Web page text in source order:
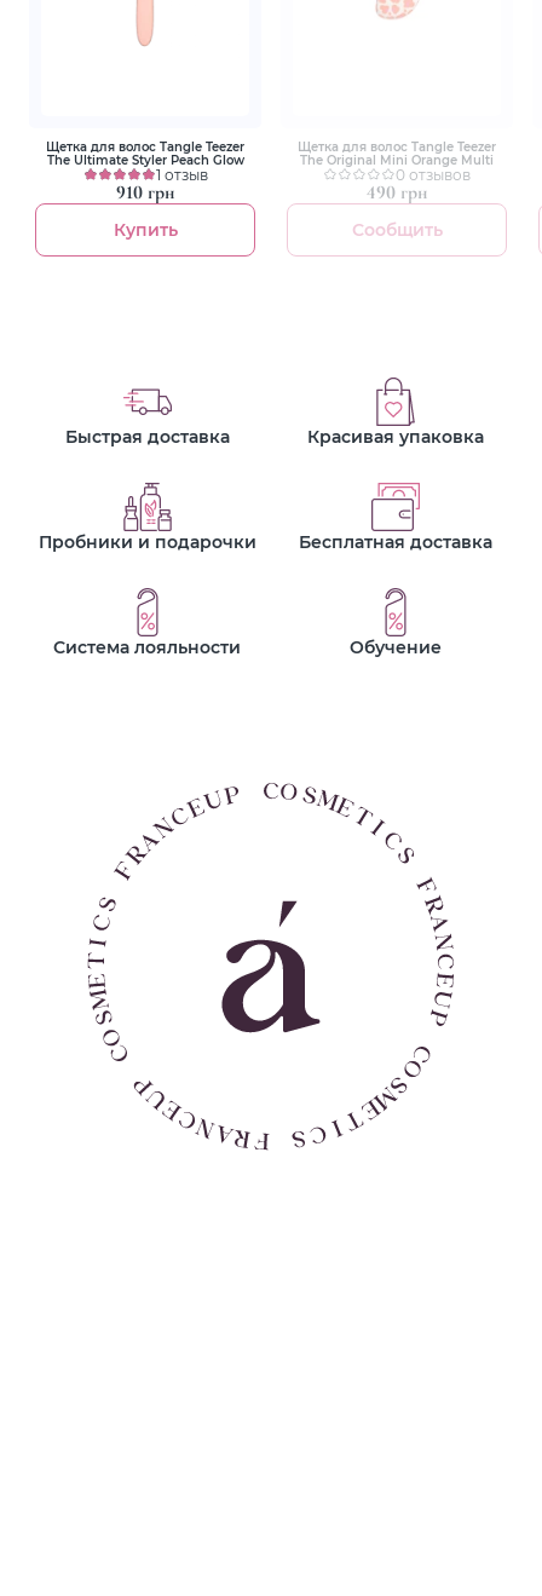
Щетка для волос Tangle Teezer
The Ultimate Styler Peach Glow
1 отзыв
910 грн
Купить
Щетка для волос Tangle Teezer
The Original Mini Orange Multi
0 отзывов
490 грн
Сообщить
Быстрая доставка Красивая упаковка
Пробники и подарочки Бесплатная доставка
Система лояльности Обучение